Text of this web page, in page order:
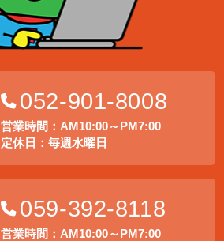
052-901-8008
営業時間：AM10:00～PM7:00
定休日：毎週水曜日
059-392-8118
営業時間：AM10:00～PM7:00